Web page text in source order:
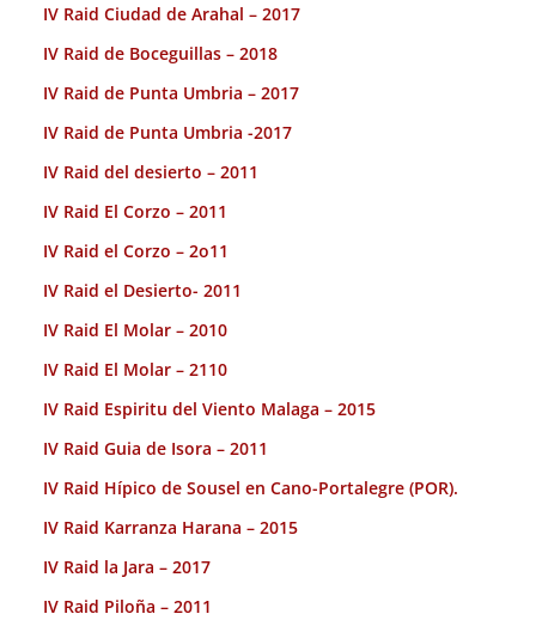
IV Raid Ciudad de Arahal – 2017
IV Raid de Boceguillas – 2018
IV Raid de Punta Umbria – 2017
IV Raid de Punta Umbria -2017
IV Raid del desierto – 2011
IV Raid El Corzo – 2011
IV Raid el Corzo – 2o11
IV Raid el Desierto- 2011
IV Raid El Molar – 2010
IV Raid El Molar – 2110
IV Raid Espiritu del Viento Malaga – 2015
IV Raid Guia de Isora – 2011
IV Raid Hípico de Sousel en Cano-Portalegre (POR).
IV Raid Karranza Harana – 2015
IV Raid la Jara – 2017
IV Raid Piloña – 2011